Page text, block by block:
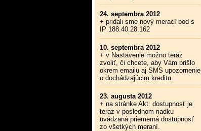
24. septembra 2012
+ pridali sme nový merací bod s
IP 188.40.28.162
10. septembra 2012
+ v Nastavenie možno teraz
zvoliť, či chcete, aby Vám prišlo
okrem emailu aj SMS upozornenie
o dochádzajúcim kreditu.
23. augusta 2012
+ na stránke Akt. dostupnosť je
teraz v poslednom riadku
uvádzaná priemerná dostupnosť
zo všetkých meraní.